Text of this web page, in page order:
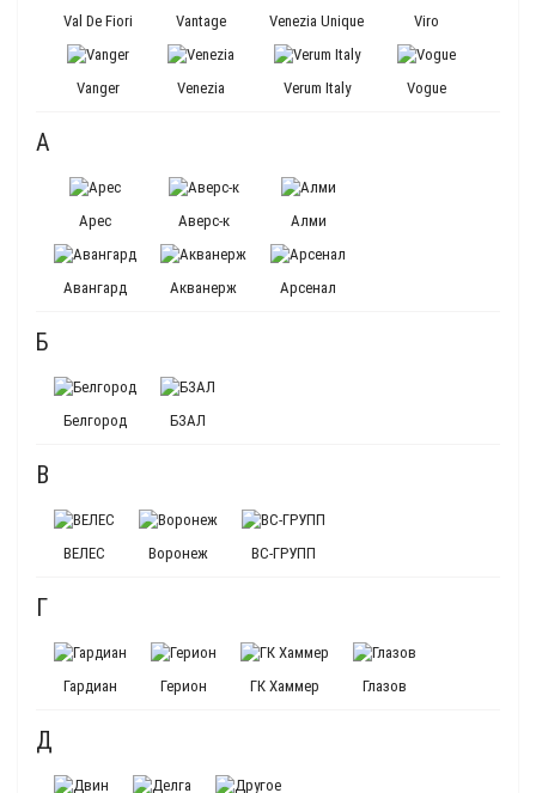
Val De Fiori
Vanger
Vantage
Venezia
Venezia Unique
Verum Italy
Viro
Vogue
А
Аpec
Авангард
Аверс-к
Акванерж
Алми
Арсенал
Б
Белгород БЗАЛ
В
ВЕЛЕС Воронеж ВС-ГРУПП
Г
Гардиан Герион ГК Хаммер Глазов
Д